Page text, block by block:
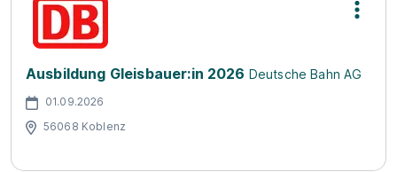
Ausbildung Gleisbauer:in 2026 Deutsche Bahn AG
01.09.2026
56068 Koblenz